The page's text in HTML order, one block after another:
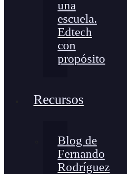
una
escuela.
Edtech
con
propósito
Recursos
Blog de
Fernando
Rodríguez